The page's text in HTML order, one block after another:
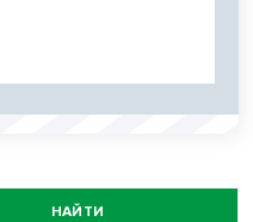
НАЙТИ